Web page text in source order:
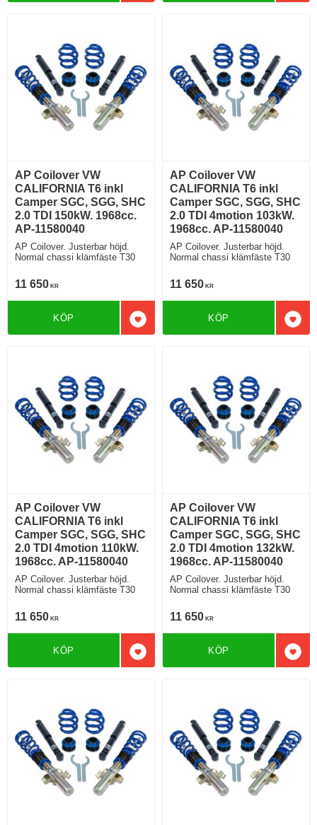
AP Coilover VW
CALIFORNIA T6 inkl
Camper SGC, SGG, SHC
2.0 TDI 150kW. 1968cc.
AP-11580040
AP Coilover. Justerbar höjd.
Normal chassi klämfäste T30
11 650 KR
Lägg till i favoriter
KÖP
AP Coilover VW
CALIFORNIA T6 inkl
Camper SGC, SGG, SHC
2.0 TDI 4motion 103kW.
1968cc. AP-11580040
AP Coilover. Justerbar höjd.
Normal chassi klämfäste T30
11 650 KR
KÖP
AP Coilover VW
CALIFORNIA T6 inkl
Camper SGC, SGG, SHC
2.0 TDI 4motion 110kW.
1968cc. AP-11580040
AP Coilover. Justerbar höjd.
Normal chassi klämfäste T30
11 650 KR
Lägg till i favoriter
KÖP
AP Coilover VW
CALIFORNIA T6 inkl
Camper SGC, SGG, SHC
2.0 TDI 4motion 132kW.
1968cc. AP-11580040
AP Coilover. Justerbar höjd.
Normal chassi klämfäste T30
11 650 KR
KÖP